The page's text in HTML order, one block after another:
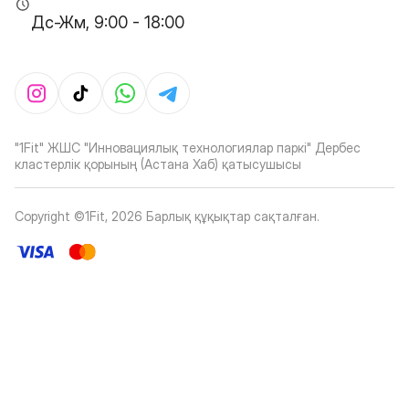
Дс-Жм, 9:00 - 18:00
"1Fit" ЖШС "Инновациялық технологиялар паркі" Дербес
кластерлік қорының (Астана Хаб) қатысушысы
Copyright ©1Fit, 2026 Барлық құқықтар сақталған.